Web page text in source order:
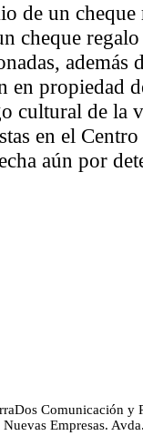
de un
cheque
además
en propiedad
cultural de la
en el
aún por
Comunicación y
Empresas.